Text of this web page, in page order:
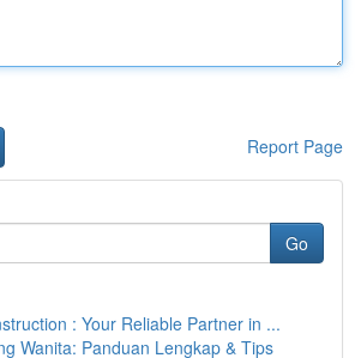
Report Page
Go
: Your Reliable Partner in ...
Wanita: Panduan Lengkap & Tips